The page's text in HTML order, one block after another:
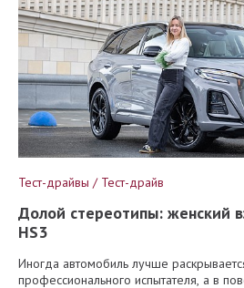
Тест-драйвы / Тест-драйв
Долой стереотипы: женский
HS3
Иногда автомобиль лучше
профессионального испытателя, а в